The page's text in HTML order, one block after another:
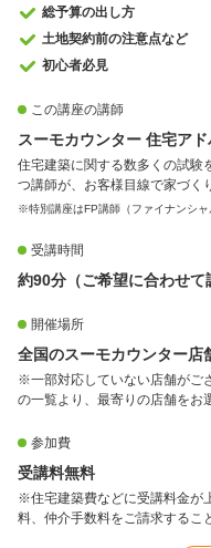
総予算の出し方
土地契約前の注意点など
初心者必見
この講座の講師
スーモカウンター 住宅ア
住宅建築に関する数多くの試験
つ講師が、お客様目線で家づく
※特別講座はFP講師（ファイナンシャ
受講時間
約90分（ご希望に合わせて
開催場所
全国のスーモカウンター店
※一部対応していない店舗がご
の一覧より、最寄りの店舗をお
参加費
受講料無料
※住宅建築費などに受講料金が
料、仲介手数料をご請求するこ